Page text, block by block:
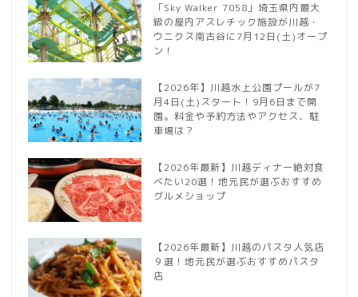
「Sky Walker 7058」埼玉県内最大
級の屋内アスレチック施設が川越・
ウニクス南古谷に7月12日(土)オープ
ン！
【2026年】川越水上公園プールが7
月4日(土)スタート！9月6日まで開
園。料金や予約方法やアクセス、駐
車場は？
【2026年最新】川越ディナー絶対食
べたい20選！地元民が選ぶおすすめ
グルメショップ
【2026年最新】川越のパスタ人気店
９選！地元民が選ぶおすすめパスタ
店